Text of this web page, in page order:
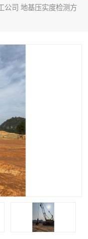
公司 地基压实度检测方